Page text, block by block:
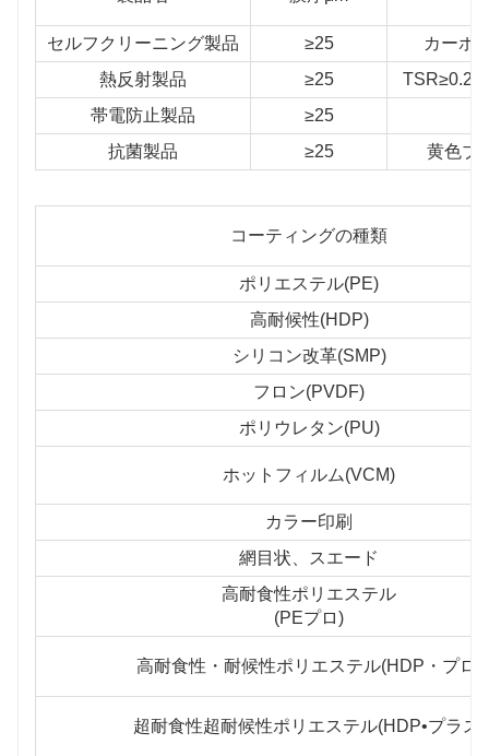
セルフクリーニング製品 ≥25
カーボ
熱反射製品
≥25
TSR≥0.25
帯電防止製品
≥25
抗菌製品
≥25 黄色ブ
コーティングの種類
ポリエステル(PE)
高耐候性(HDP)
シリコン改革(SMP)
フロン(PVDF)
ポリウレタン(PU)
ホットフィルム(VCM)
カラー印刷
網目状、スエード
高耐食性ポリエステル
(PEプロ)
高耐食性・耐候性ポリエステル(HDP・プロ)
超耐食性超耐候性ポリエステル(HDP•プラス)